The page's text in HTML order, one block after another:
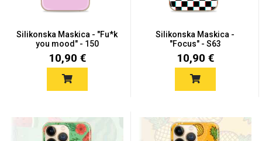
Silikonska Maskica - "Fu*k
you mood" - 150
10,90 €
Silikonska Maskica -
"Focus" - S63
10,90 €